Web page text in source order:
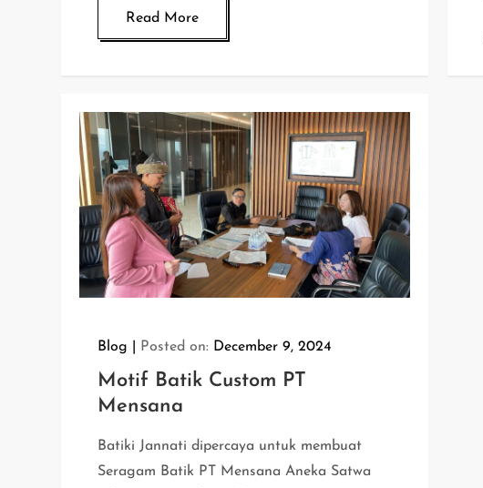
Read More
Blog Posted on: December 9, 2024
Motif Batik Custom PT
Mensana
Batiki Jannati dipercaya untuk membuat
Seragam Batik PT Mensana Aneka Satwa